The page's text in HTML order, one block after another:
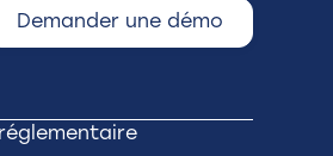
Demander une démo